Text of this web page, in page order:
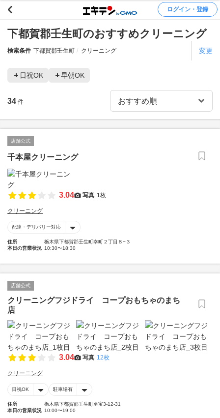
ログイン・登録
下都賀郡壬生町のおすすめクリーニング
検索条件 下都賀郡壬生町 クリーニング 変更
日祝OK 早朝OK
34 件
店舗公式
千本屋クリーニング
3.04 写真 1枚
クリーニング
配達・デリバリー対応
住所
栃木県下都賀郡壬生町幸町２丁目８−３
本日の営業状況 10:30〜18:30
店舗公式
クリーニングフジドライ コープおもちゃのまち
店
3.04 写真 12枚
クリーニング
日祝OK 駐車場有
住所
栃木県下都賀郡壬生町至宝3-12-31
本日の営業状況 10:00〜19:00